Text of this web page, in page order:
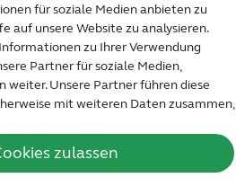
für soziale Medien anbieten zu
auf unsere Website zu analysieren.
zu Ihrer Verwendung
Partner für soziale Medien,
weiter. Unsere Partner führen diese
mit weiteren Daten zusammen,
haben.
zulassen
und
Sie Ihre
einfach und
und steuern.
Ihr Tablet
Sie dann nach